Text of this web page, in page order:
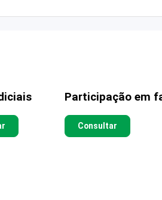
Participação em
Consultar